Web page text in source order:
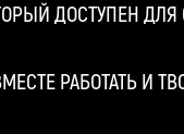
ДОСТУПЕН ДЛЯ
РАБОТАТЬ И